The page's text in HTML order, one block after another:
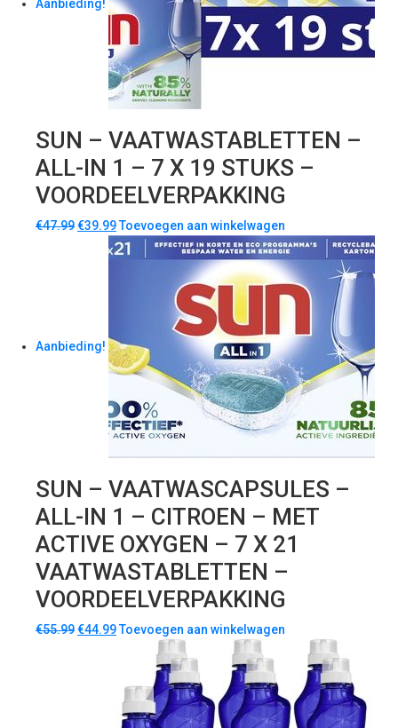
Aanbieding!
SUN – VAATWASTABLETTEN –
ALL-IN 1 – 7 X 19 STUKS –
VOORDEELVERPAKKING
€47.99€39.99Toevoegen aan winkelwagen
Aanbieding!
SUN – VAATWASCAPSULES –
ALL-IN 1 – CITROEN – MET
ACTIVE OXYGEN – 7 X 21
VAATWASTABLETTEN –
VOORDEELVERPAKKING
€55.99€44.99Toevoegen aan winkelwagen